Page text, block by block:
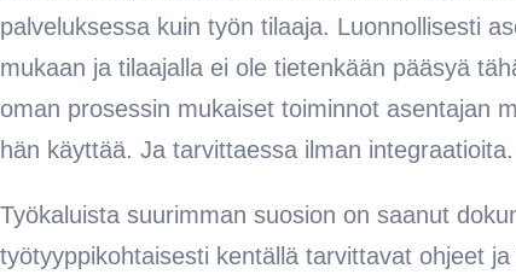
palveluksessa kuin työn tilaaja. Luonnollisesti
mukaan ja tilaajalla ei ole tietenkään pääsyä
oman prosessin mukaiset toiminnot asentajan
hän käyttää. Ja tarvittaessa ilman integraatioita.
Työkaluista suurimman suosion on saanut
työtyyppikohtaisesti kentällä tarvittavat ohjeet